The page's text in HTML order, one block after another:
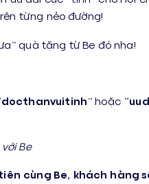
từng nẻo đường!
quà tặng từ Be đó nha!
docthanvuitinh” hoặc “
Be
cùng Be, khách hàng